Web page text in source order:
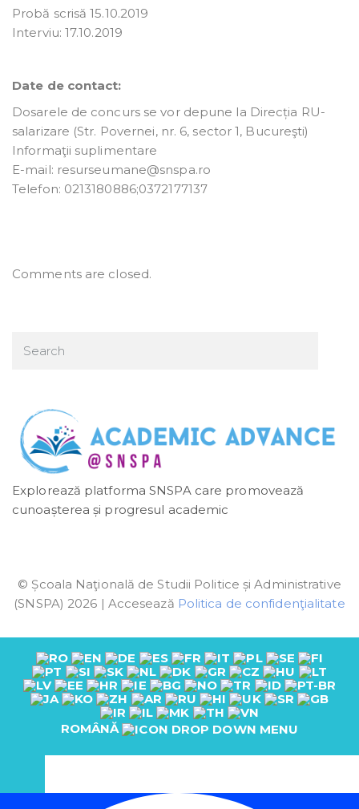
Probă scrisă 15.10.2019
Interviu: 17.10.2019
Date de contact:
Dosarele de concurs se vor depune la Direcția RU-
salarizare (Str. Povernei, nr. 6, sector 1, Bucureşti)
Informaţii suplimentare
E-mail: resurseumane@snspa.ro
Telefon: 0213180886;0372177137
Comments are closed.
Explorează platforma SNSPA care promovează
cunoașterea și progresul academic
© Școala Naţională de Studii Politice și Administrative
(SNSPA) 2026 | Accesează Politica de confidenţialitate
ROMÂNĂ